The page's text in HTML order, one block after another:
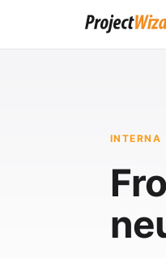
INTERNA